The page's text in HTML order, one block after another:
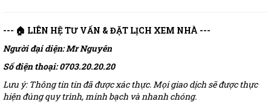
--- 🏠 LIÊN HỆ TƯ VẤN & ĐẶT LỊCH XEM NHÀ ---
Người đại diện: Mr Nguyên
Số điện thoại: 0703.20.20.20
Lưu ý: Thông tin tin đã được xác thực. Mọi giao dịch sẽ được thực
hiện đúng quy trình, minh bạch và nhanh chóng.